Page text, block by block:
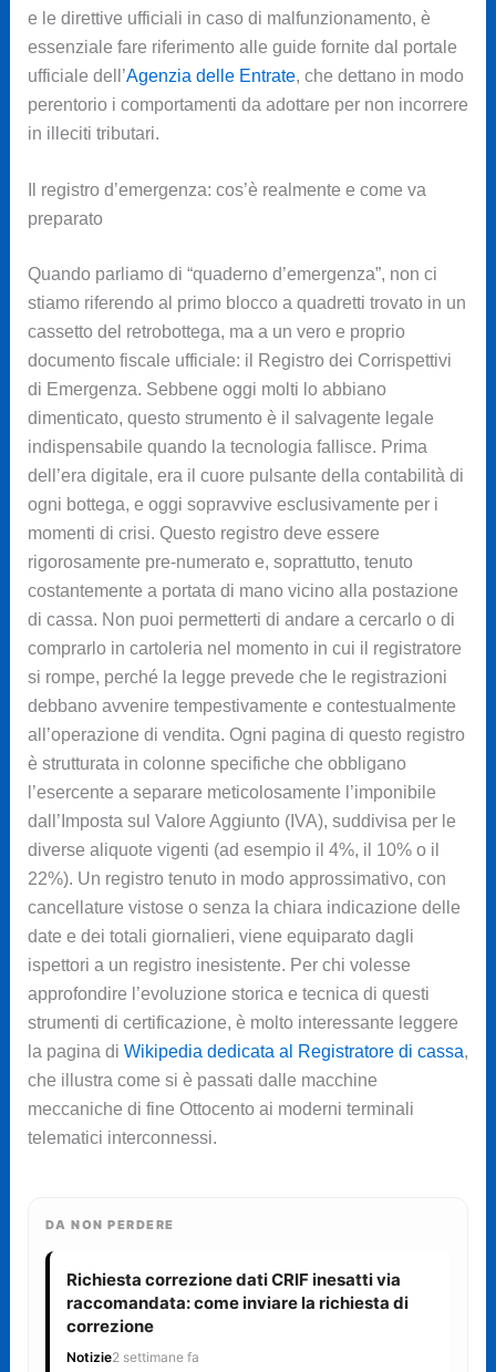
e le direttive ufficiali in caso di malfunzionamento, è
essenziale fare riferimento alle guide fornite dal portale
ufficiale dell’Agenzia delle Entrate, che dettano in modo
perentorio i comportamenti da adottare per non incorrere
in illeciti tributari.
Il registro d’emergenza: cos’è realmente e come va
preparato
Quando parliamo di “quaderno d’emergenza”, non ci
stiamo riferendo al primo blocco a quadretti trovato in un
cassetto del retrobottega, ma a un vero e proprio
documento fiscale ufficiale: il Registro dei Corrispettivi
di Emergenza. Sebbene oggi molti lo abbiano
dimenticato, questo strumento è il salvagente legale
indispensabile quando la tecnologia fallisce. Prima
dell’era digitale, era il cuore pulsante della contabilità di
ogni bottega, e oggi sopravvive esclusivamente per i
momenti di crisi. Questo registro deve essere
rigorosamente pre-numerato e, soprattutto, tenuto
costantemente a portata di mano vicino alla postazione
di cassa. Non puoi permetterti di andare a cercarlo o di
comprarlo in cartoleria nel momento in cui il registratore
si rompe, perché la legge prevede che le registrazioni
debbano avvenire tempestivamente e contestualmente
all’operazione di vendita. Ogni pagina di questo registro
è strutturata in colonne specifiche che obbligano
l’esercente a separare meticolosamente l’imponibile
dall’Imposta sul Valore Aggiunto (IVA), suddivisa per le
diverse aliquote vigenti (ad esempio il 4%, il 10% o il
22%). Un registro tenuto in modo approssimativo, con
cancellature vistose o senza la chiara indicazione delle
date e dei totali giornalieri, viene equiparato dagli
ispettori a un registro inesistente. Per chi volesse
approfondire l’evoluzione storica e tecnica di questi
strumenti di certificazione, è molto interessante leggere
la pagina di Wikipedia dedicata al Registratore di cassa,
che illustra come si è passati dalle macchine
meccaniche di fine Ottocento ai moderni terminali
telematici interconnessi.
DA NON PERDERE
Richiesta correzione dati CRIF inesatti via
raccomandata: come inviare la richiesta di
correzione
Notizie2 settimane fa